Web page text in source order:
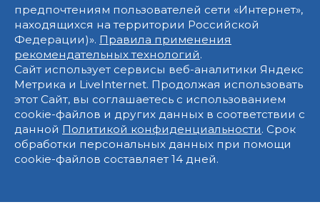
предпочтениям пользователей сети «Интернет»,
находящихся на территории Российской
Федерации)». Правила применения
рекомендательных технологий.
Сайт использует сервисы веб-аналитики Яндекс
Метрика и LiveInternet. Продолжая использовать
этот Сайт, вы соглашаетесь с использованием
cookie-файлов и других данных в соответствии с
данной Политикой конфиденциальности. Срок
обработки персональных данных при помощи
cookie-файлов составляет 14 дней.